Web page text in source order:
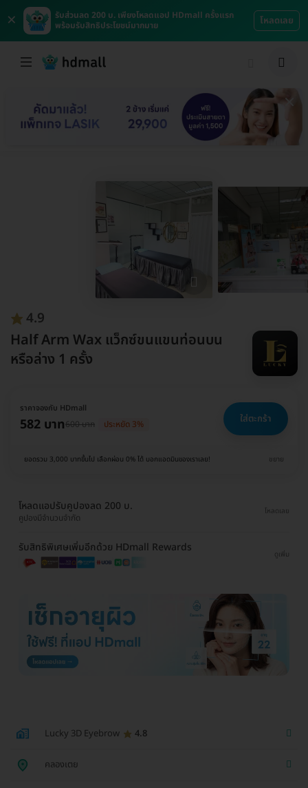
×
รับส่วนลด 200 บ. เพียงโหลดแอป HDmall ครั้งแรก
พร้อมรับสิทธิประโยชน์มากมาย
โหลดเลย
4.9
Half Arm Wax แว็กซ์ขนแขนท่อนบน
หรือล่าง 1 ครั้ง
ราคาจองกับ HDmall
582 บาท600 บาท ประหยัด 3% ใส่ตะกร้า
ยอดรวม 3,000 บาทขึ้นไป เลือกผ่อน 0% ได้ บอกแอดมินของเราเลย! ขยาย
โหลดแอปรับคูปองลด 200 บ.
คูปองมีจำนวนจำกัด
โหลดเลย
รับสิทธิพิเศษเพิ่มอีกด้วย HDmall Rewards
ดูเพิ่ม
Lucky 3D Eyebrow 4.8
คลองเตย